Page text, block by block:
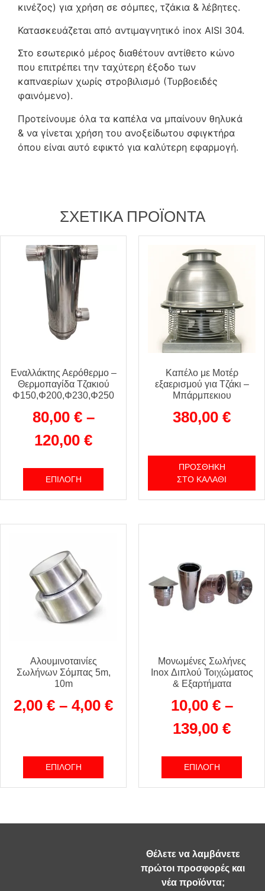
κινέζος) για χρήση σε σόμπες, τζάκια & λέβητες.
Κατασκευάζεται από αντιμαγνητικό inox AISI 304.
Στο εσωτερικό μέρος διαθέτουν αντίθετο κώνο
που επιτρέπει την ταχύτερη έξοδο των
καπναερίων χωρίς στροβιλισμό (Τυρβοειδές
φαινόμενο).
Προτείνουμε όλα τα καπέλα να μπαίνουν θηλυκά
& να γίνεται χρήση του ανοξείδωτου σφιγκτήρα
όπου είναι αυτό εφικτό για καλύτερη εφαρμογή.
ΣΧΕΤΙΚΆ ΠΡΟΪΌΝΤΑ
Εναλλάκτης Αερόθερμο –
Θερμοπαγίδα Τζακιού
Φ150,Φ200,Φ230,Φ250
80,00 € –
120,00 €
ΕΠΙΛΟΓΉ
Καπέλο με Μοτέρ
εξαερισμού για Τζάκι –
Μπάρμπεκιου
380,00 €
ΠΡΟΣΘΉΚΗ
ΣΤΟ ΚΑΛΆΘΙ
Αλουμινοταινίες
Σωλήνων Σόμπας 5m,
10m
2,00 € – 4,00 €
ΕΠΙΛΟΓΉ
Μονωμένες Σωλήνες
Inox Διπλού Τοιχώματος
& Εξαρτήματα
10,00 € –
139,00 €
ΕΠΙΛΟΓΉ
Θέλετε να λαμβάνετε
πρώτοι προσφορές και
νέα προϊόντα;